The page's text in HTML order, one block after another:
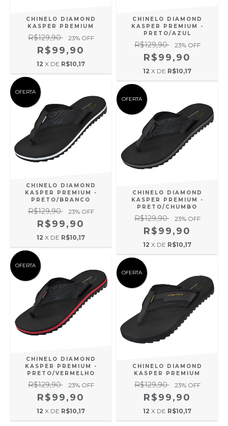
CHINELO DIAMOND
KASPER PREMIUM
R$129,90 23% OFF
R$99,90
12 X DE R$10,17
CHINELO DIAMOND
KASPER PREMIUM -
PRETO/AZUL
R$129,90 23% OFF
R$99,90
12 X DE R$10,17
OFERTA
CHINELO DIAMOND
KASPER PREMIUM -
PRETO/BRANCO
R$129,90 23% OFF
R$99,90
12 X DE R$10,17
OFERTA
CHINELO DIAMOND
KASPER PREMIUM -
PRETO/CHUMBO
R$129,90 23% OFF
R$99,90
12 X DE R$10,17
OFERTA
CHINELO DIAMOND
KASPER PREMIUM -
PRETO/VERMELHO
R$129,90 23% OFF
R$99,90
12 X DE R$10,17
OFERTA
CHINELO DIAMOND
KASPER PREMIUM
R$129,90 23% OFF
R$99,90
12 X DE R$10,17